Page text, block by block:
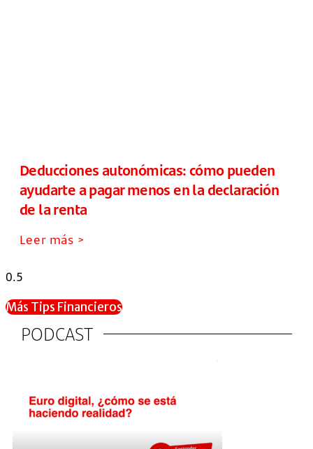
Deducciones autonómicas: cómo pueden
ayudarte a pagar menos en la declaración
de la renta
Leer más >
Más Tips Financieros
PODCAST